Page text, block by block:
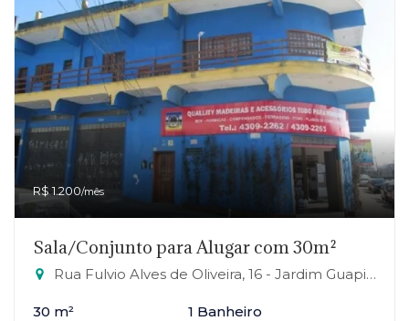
R$ 1.200/mês
Sala/Conjunto para Alugar com 30m²
Rua Fulvio Alves de Oliveira, 16 - Jardim Guapituba, Mauá-SP
30 m² 1 Banheiro